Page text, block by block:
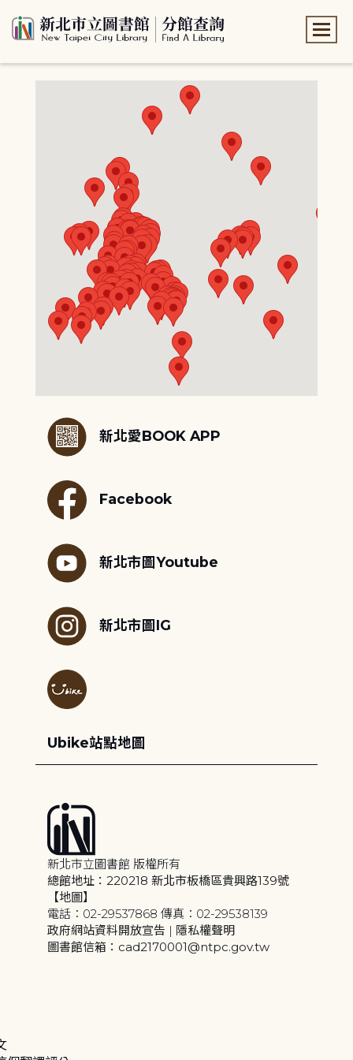
新北愛BOOK APP
Facebook
新北市圖Youtube
新北市圖IG
Ubike站點地圖
新北市立圖書館 版權所有
總館地址：220218 新北市板橋區貴興路139號
【地圖】
電話：02-29537868 傳真：02-29538139
政府網站資料開放宣告 | 隱私權聲明
圖書館信箱：cad2170001@ntpc.gov.tw